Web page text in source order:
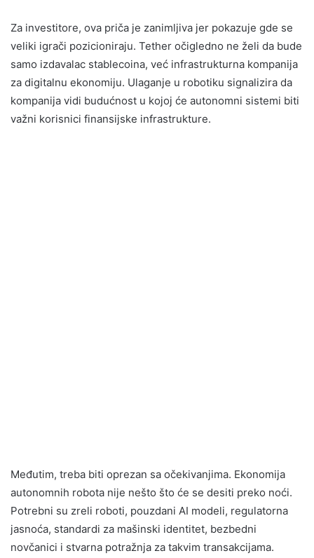
Za investitore, ova priča je zanimljiva jer pokazuje gde se
veliki igrači pozicioniraju. Tether očigledno ne želi da bude
samo izdavalac stablecoina, već infrastrukturna kompanija
za digitalnu ekonomiju. Ulaganje u robotiku signalizira da
kompanija vidi budućnost u kojoj će autonomni sistemi biti
važni korisnici finansijske infrastrukture.
Međutim, treba biti oprezan sa očekivanjima. Ekonomija
autonomnih robota nije nešto što će se desiti preko noći.
Potrebni su zreli roboti, pouzdani AI modeli, regulatorna
jasnoća, standardi za mašinski identitet, bezbedni
novčanici i stvarna potražnja za takvim transakcijama.